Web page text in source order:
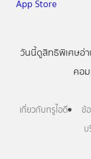
วันนี้ดูสิทธิพิเศษอ่
คอ
เกี่ยวกับทรูไอดี ข้
บ